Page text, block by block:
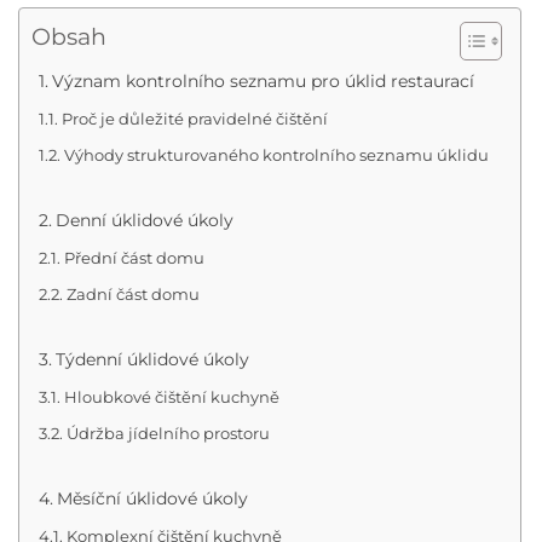
Obsah
Význam kontrolního seznamu pro úklid restaurací
Proč je důležité pravidelné čištění
Výhody strukturovaného kontrolního seznamu úklidu
Denní úklidové úkoly
Přední část domu
Zadní část domu
Týdenní úklidové úkoly
Hloubkové čištění kuchyně
Údržba jídelního prostoru
Měsíční úklidové úkoly
Komplexní čištění kuchyně